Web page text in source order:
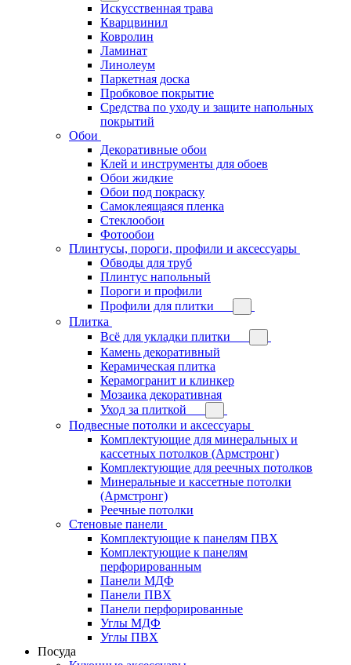
Искусственная трава
Кварцвинил
Ковролин
Ламинат
Линолеум
Паркетная доска
Пробковое покрытие
Средства по уходу и защите напольных
покрытий
Обои
Декоративные обои
Клей и инструменты для обоев
Обои жидкие
Обои под покраску
Самоклеящаяся пленка
Стеклообои
Фотообои
Плинтусы, пороги, профили и аксессуары
Обводы для труб
Плинтус напольный
Пороги и профили
Профили для плитки
Плитка
Всё для укладки плитки
Камень декоративный
Керамическая плитка
Керамогранит и клинкер
Мозаика декоративная
Уход за плиткой
Подвесные потолки и аксессуары
Комплектующие для минеральных и
кассетных потолков (Армстронг)
Комплектующие для реечных потолков
Минеральные и кассетные потолки
(Армстронг)
Реечные потолки
Стеновые панели
Комплектующие к панелям ПВХ
Комплектующие к панелям
перфорированным
Панели МДФ
Панели ПВХ
Панели перфорированные
Углы МДФ
Углы ПВХ
Посуда